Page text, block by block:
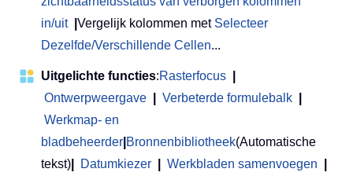
in/uit
Vergelijk kolommen met Selecteer
Dezelfde/Verschillende Cellen...
Uitgelichte functies:Rasterfocus
Ontwerpweergave
Verbeterde formulebalk
Werkmap- en
bladbeheerder Bronnenbibliotheek(Automatische
tekst)
Datumkiezer Werkbladen samenvoegen